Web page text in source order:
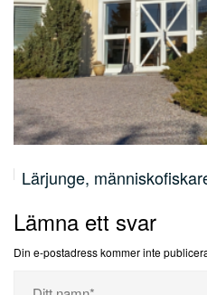
Lärjunge,
Lämna ett svar
Din e-postadress kommer inte